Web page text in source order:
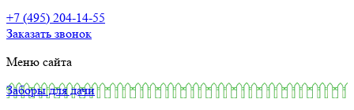
+7 (495) 204-14-55
Заказать звонок
Меню сайта
Заборы для дачи